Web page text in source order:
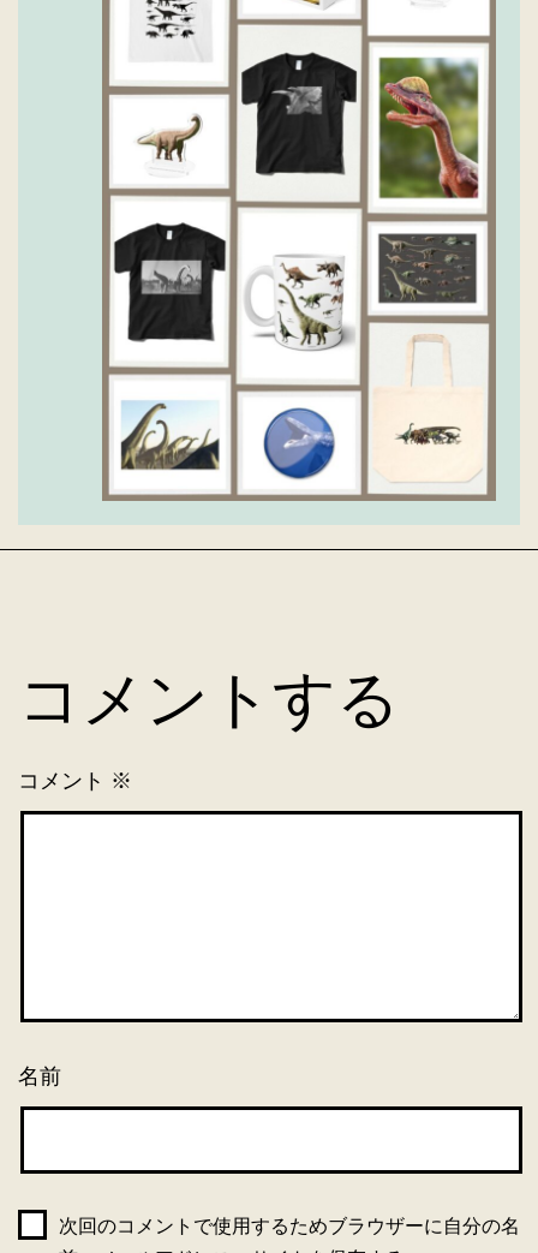
コメントする
コメント ※
名前
次回のコメントで使用するためブラウザーに自分の名